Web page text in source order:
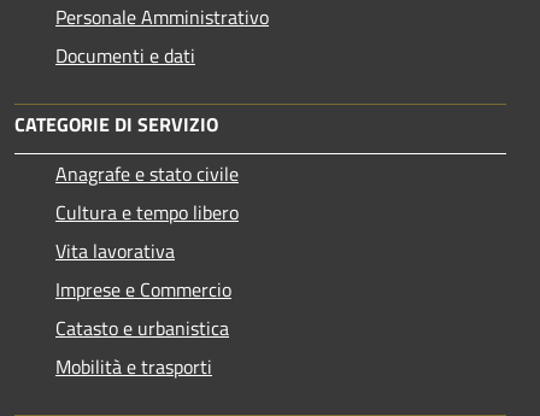
Personale Amministrativo
Documenti e dati
CATEGORIE DI SERVIZIO
Anagrafe e stato civile
Cultura e tempo libero
Vita lavorativa
Imprese e Commercio
Catasto e urbanistica
Mobilità e trasporti